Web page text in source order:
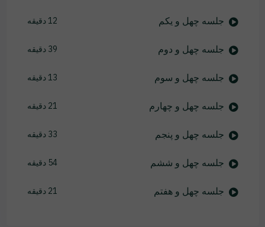
جلسه چهل و یکم 12 دقیقه
جلسه چهل و دوم 39 دقیقه
جلسه چهل و سوم 13 دقیقه
جلسه چهل و چهارم 21 دقیقه
جلسه چهل و پنجم 33 دقیقه
جلسه چهل و ششم 54 دقیقه
جلسه چهل و هفتم 21 دقیقه